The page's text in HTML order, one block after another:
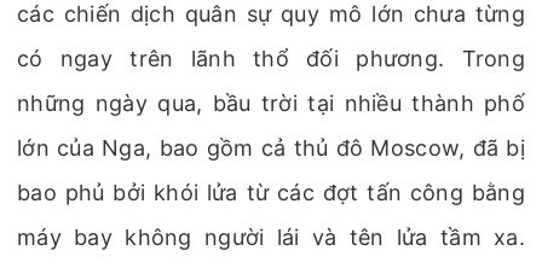
các chiến dịch quân sự quy mô lớn chưa từng
có ngay trên lãnh thổ đối phương. Trong
những ngày qua, bầu trời tại nhiều thành phố
lớn của Nga, bao gồm cả thủ đô Moscow, đã bị
bao phủ bởi khói lửa từ các đợt tấn công bằng
máy bay không người lái và tên lửa tầm xa.